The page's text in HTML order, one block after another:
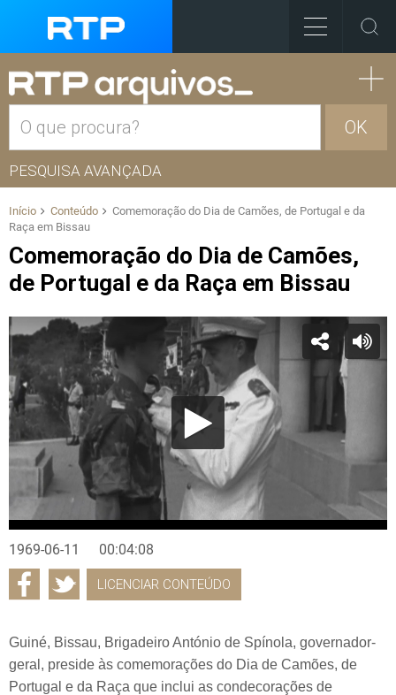
OK
PESQUISA AVANÇADA
Início Conteúdo
Comemoração do Dia de Camões, de Portugal e da
Raça em Bissau
Comemoração do Dia de Camões,
de Portugal e da Raça em Bissau
1969-06-11 00:04:08
LICENCIAR CONTEÚDO
Guiné, Bissau, Brigadeiro António de Spínola, governador-
geral, preside às comemorações do Dia de Camões, de
Portugal e da Raça que inclui as condecorações de